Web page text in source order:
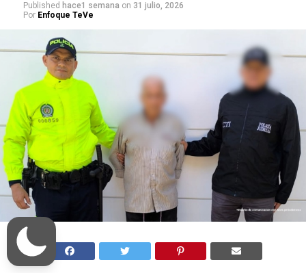
Published hace1 semana on 31 julio, 2026
Por Enfoque TeVe